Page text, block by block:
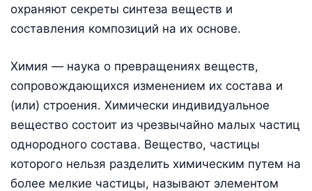
охраняют секреты синтеза веществ и
составления композиций на их основе.
Химия — наука о превращениях веществ,
сопровождающихся изменением их состава и
(или) строения. Химически индивидуальное
вещество состоит из чрезвычайно малых частиц
однородного состава. Вещество, частицы
которого нельзя разделить химическим путем на
более мелкие частицы, называют элементом